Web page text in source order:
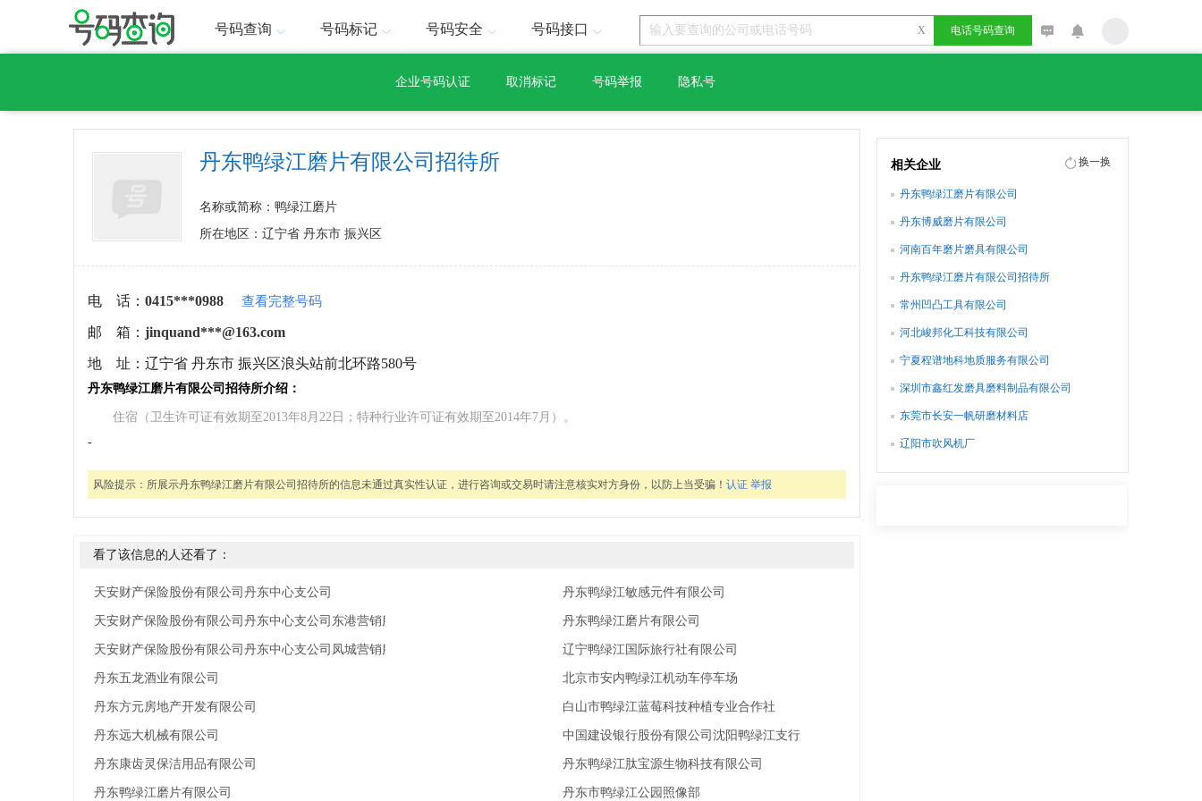
号码查询 号码标记 号码安全 号码接口 X 电话号码查询
企业号码认证 取消标记 号码举报 隐私号
丹东鸭绿江磨片有限公司招待所
名称或简称：鸭绿江磨片
所在地区：辽宁省 丹东市 振兴区
电 话： 0415***0988 查看完整号码
邮 箱： jinquand***@163.com
地 址： 辽宁省 丹东市 振兴区浪头站前北环路580号
丹东鸭绿江磨片有限公司招待所介绍：
住宿（卫生许可证有效期至2013年8月22日；特种行业许可证有效期至2014年7月）。
-
风险提示： 所展示丹东鸭绿江磨片有限公司招待所的信息未通过真实性认证，进行咨询或交易时请注意核实对方身份，以防上当受骗！ 认证 举报
看了该信息的人还看了：
天安财产保险股份有限公司丹东中心支公司
天安财产保险股份有限公司丹东中心支公司东港营销服务部
天安财产保险股份有限公司丹东中心支公司凤城营销服务部
丹东五龙酒业有限公司
丹东方元房地产开发有限公司
丹东远大机械有限公司
丹东康齿灵保洁用品有限公司
丹东鸭绿江磨片有限公司
丹东鸭绿江敏感元件有限公司
丹东鸭绿江磨片有限公司
辽宁鸭绿江国际旅行社有限公司
北京市安内鸭绿江机动车停车场
白山市鸭绿江蓝莓科技种植专业合作社
中国建设银行股份有限公司沈阳鸭绿江支行
丹东鸭绿江肽宝源生物科技有限公司
丹东市鸭绿江公园照像部
相关企业 换一换
丹东鸭绿江磨片有限公司
丹东博威磨片有限公司
河南百年磨片磨具有限公司
丹东鸭绿江磨片有限公司招待所
常州凹凸工具有限公司
河北峻邦化工科技有限公司
宁夏程谱地科地质服务有限公司
深圳市鑫红发磨具磨料制品有限公司
东莞市长安一帆研磨材料店
辽阳市吹风机厂